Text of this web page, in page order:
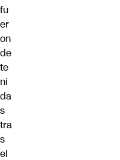
fu
er
on
de
te
ni
da
s
tra
s
el